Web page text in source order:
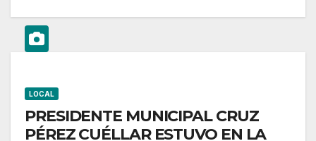
LOCAL
PRESIDENTE MUNICIPAL CRUZ
PÉREZ CUÉLLAR ESTUVO EN LA